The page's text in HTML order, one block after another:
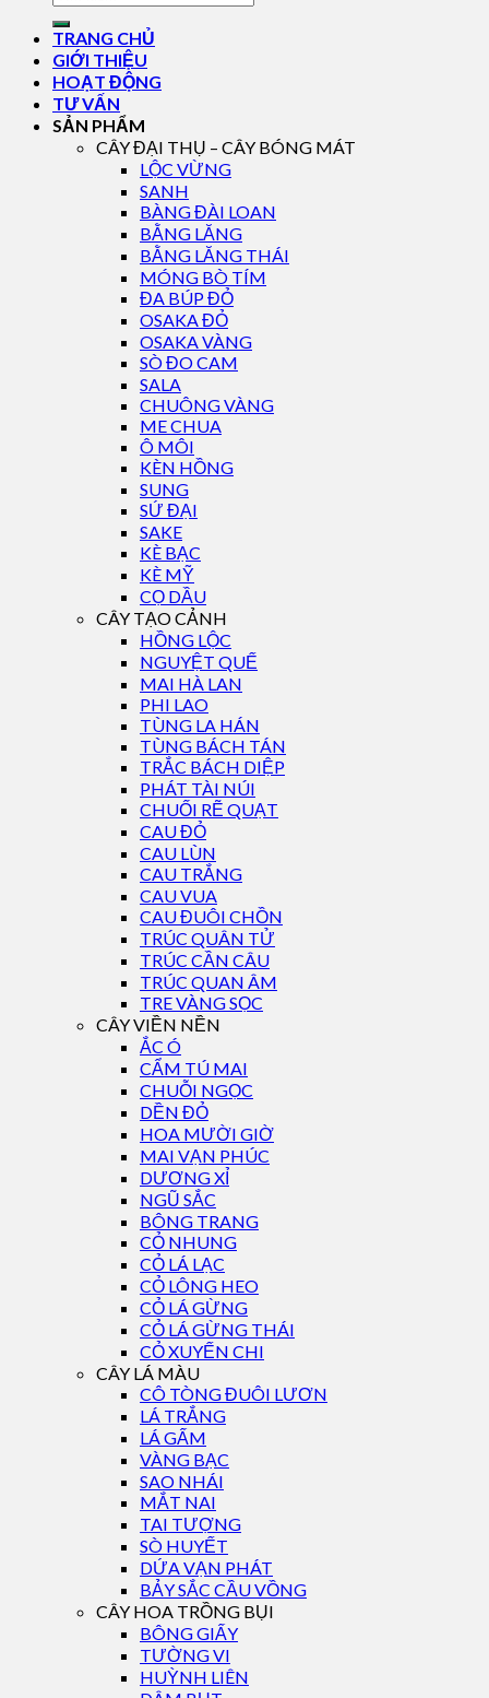
TRANG CHỦ
GIỚI THIỆU
HOẠT ĐỘNG
TƯ VẤN
SẢN PHẨM
CÂY ĐẠI THỤ – CÂY BÓNG MÁT
LỘC VỪNG
SANH
BÀNG ĐÀI LOAN
BẰNG LĂNG
BẰNG LĂNG THÁI
MÓNG BÒ TÍM
ĐA BÚP ĐỎ
OSAKA ĐỎ
OSAKA VÀNG
SÒ ĐO CAM
SALA
CHUÔNG VÀNG
ME CHUA
Ô MÔI
KÈN HỒNG
SUNG
SỨ ĐẠI
SAKE
KÈ BẠC
KÈ MỸ
CỌ DẦU
CÂY TẠO CẢNH
HỒNG LỘC
NGUYỆT QUẾ
MAI HÀ LAN
PHI LAO
TÙNG LA HÁN
TÙNG BÁCH TÁN
TRẮC BÁCH DIỆP
PHÁT TÀI NÚI
CHUỐI RẼ QUẠT
CAU ĐỎ
CAU LÙN
CAU TRẮNG
CAU VUA
CAU ĐUÔI CHỒN
TRÚC QUÂN TỬ
TRÚC CẦN CÂU
TRÚC QUAN ÂM
TRE VÀNG SỌC
CÂY VIỀN NỀN
ẮC Ó
CẨM TÚ MAI
CHUỖI NGỌC
DỀN ĐỎ
HOA MƯỜI GIỜ
MAI VẠN PHÚC
DƯƠNG XỈ
NGŨ SẮC
BÔNG TRANG
CỎ NHUNG
CỎ LÁ LẠC
CỎ LÔNG HEO
CỎ LÁ GỪNG
CỎ LÁ GỪNG THÁI
CỎ XUYẾN CHI
CÂY LÁ MÀU
CÔ TÒNG ĐUÔI LƯƠN
LÁ TRẮNG
LÁ GẤM
VÀNG BẠC
SAO NHÁI
MẮT NAI
TAI TƯỢNG
SÒ HUYẾT
DỨA VẠN PHÁT
BẢY SẮC CẦU VỒNG
CÂY HOA TRỒNG BỤI
BÔNG GIẤY
TƯỜNG VI
HUỲNH LIÊN